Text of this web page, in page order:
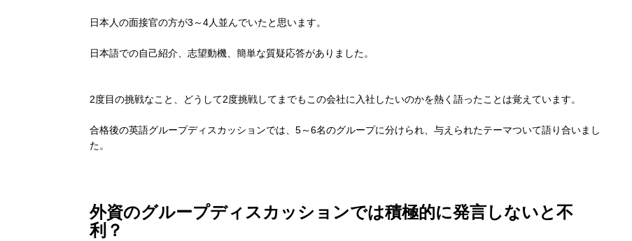
日本人の面接官の方が3～4人並んでいたと思います。
日本語での自己紹介、志望動機、簡単な質疑応答がありました。
2度目の挑戦なこと、どうして2度挑戦してまでもこの会社に入社したいのかを熱く語ったことは覚えています。
合格後の英語グループディスカッションでは、5～6名のグループに分けられ、与えられたテーマついて語り合いまし
た。
外資のグループディスカッションでは積極的に発言しないと不
利？